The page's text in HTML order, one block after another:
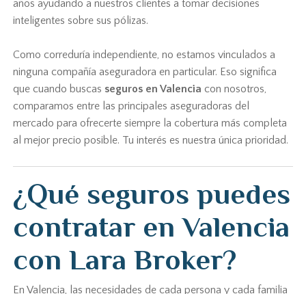
años ayudando a nuestros clientes a tomar decisiones
inteligentes sobre sus pólizas.
Como correduría independiente, no estamos vinculados a
ninguna compañía aseguradora en particular. Eso significa
que cuando buscas seguros en Valencia con nosotros,
comparamos entre las principales aseguradoras del
mercado para ofrecerte siempre la cobertura más completa
al mejor precio posible. Tu interés es nuestra única prioridad.
¿Qué seguros puedes
contratar en Valencia
con Lara Broker?
En Valencia, las necesidades de cada persona y cada familia